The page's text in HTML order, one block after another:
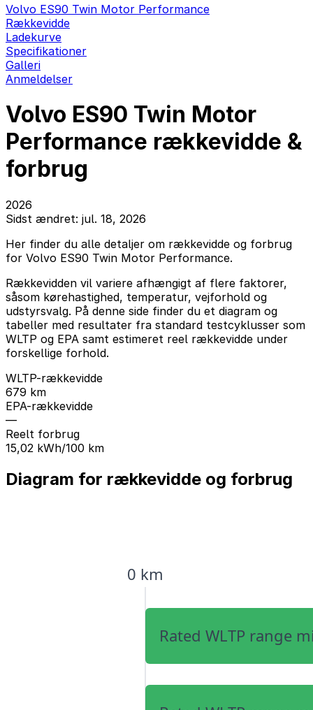
Volvo ES90 Twin Motor Performance
Rækkevidde
Ladekurve
Specifikationer
Galleri
Anmeldelser
Volvo ES90 Twin Motor
Performance rækkevidde &
forbrug
2026
Sidst ændret: jul. 18, 2026
Her finder du alle detaljer om rækkevidde og forbrug
for Volvo ES90 Twin Motor Performance.
Rækkevidden vil variere afhængigt af flere faktorer,
såsom kørehastighed, temperatur, vejforhold og
udstyrsvalg. På denne side finder du et diagram og
tabeller med resultater fra standard testcyklusser som
WLTP og EPA samt estimeret reel rækkevidde under
forskellige forhold.
WLTP-rækkevidde
679 km
EPA-rækkevidde
—
Reelt forbrug
15,02 kWh/100 km
Diagram for rækkevidde og forbrug